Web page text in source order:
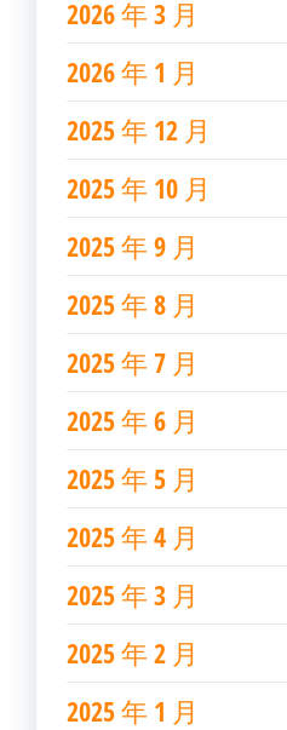
2026 年 3 月
2026 年 1 月
2025 年 12 月
2025 年 10 月
2025 年 9 月
2025 年 8 月
2025 年 7 月
2025 年 6 月
2025 年 5 月
2025 年 4 月
2025 年 3 月
2025 年 2 月
2025 年 1 月